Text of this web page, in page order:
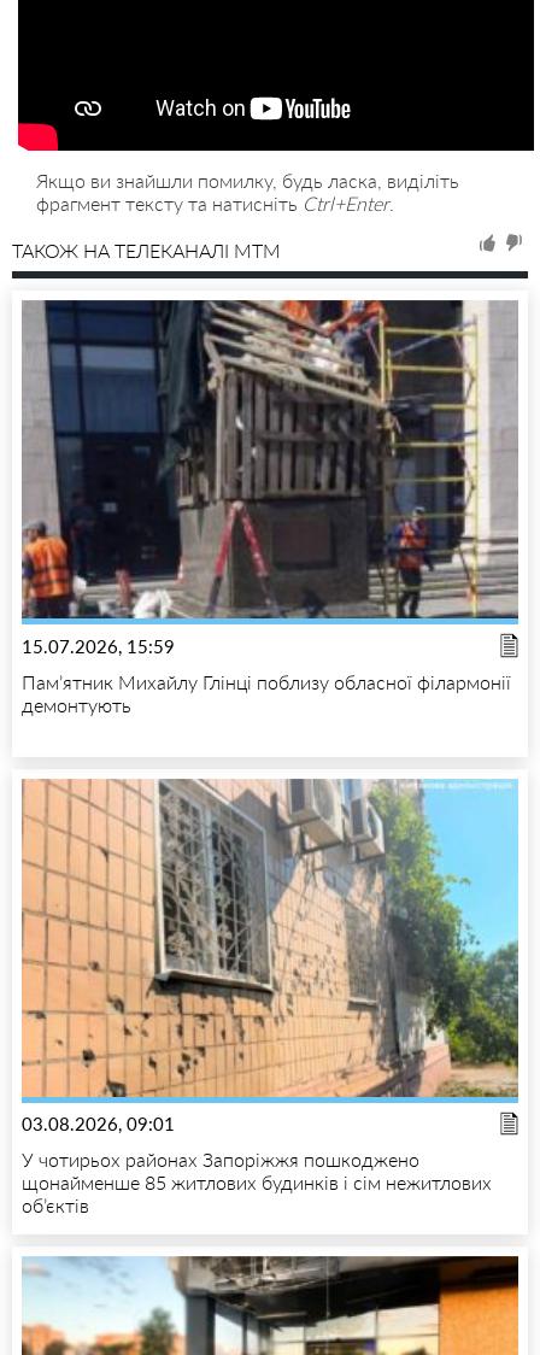
Якщо ви знайшли помилку, будь ласка, виділіть
фрагмент тексту та натисніть Ctrl+Enter.
ТАКОЖ НА ТЕЛЕКАНАЛІ MTM
15.07.2026, 15:59
Пам’ятник Михайлу Глінці поблизу обласної філармонії
демонтують
03.08.2026, 09:01
У чотирьох районах Запоріжжя пошкоджено
щонайменше 85 житлових будинків і сім нежитлових
об’єктів